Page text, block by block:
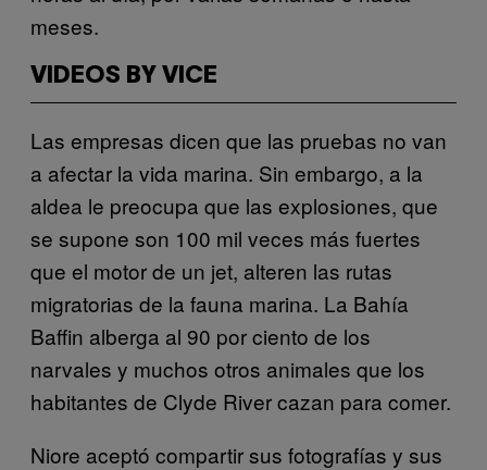
meses.
VIDEOS BY VICE
Las empresas dicen que las pruebas no van
a afectar la vida marina. Sin embargo, a la
aldea le preocupa que las explosiones, que
se supone son 100 mil veces más fuertes
que el motor de un jet, alteren las rutas
migratorias de la fauna marina. La Bahía
Baffin alberga al 90 por ciento de los
narvales y muchos otros animales que los
habitantes de Clyde River cazan para comer.
Niore aceptó compartir sus fotografías y sus